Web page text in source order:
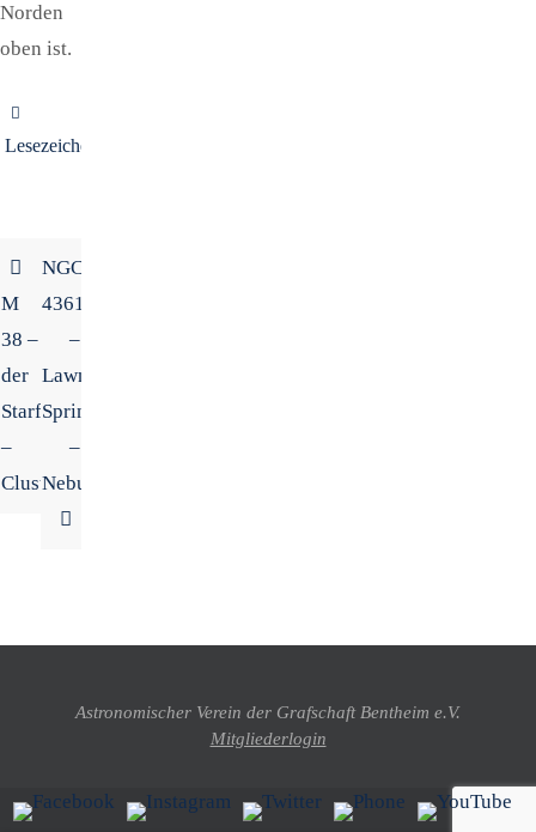
Norden
oben ist.
Lesezeichen
M
38 –
der
Starfish
–
Cluster
NGC
4361
–
Lawn
Sprinkler
–
Nebula
Astronomischer Verein der Grafschaft Bentheim e.V.
Mitgliederlogin